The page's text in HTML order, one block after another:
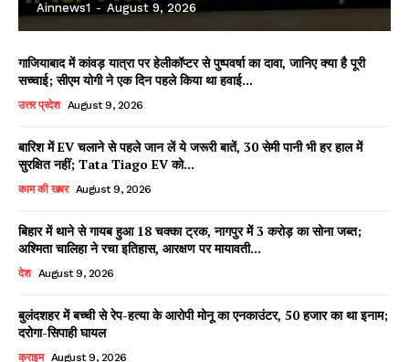
Facebook
X WhatsApp
Share
Read Latest News on AIN
Ainnews1 - August 9, 2026
गाजियाबाद में कांवड़ यात्रा पर हेलीकॉप्टर से पुष्पवर्षा का दावा, जानिए क्या है पूरी
सच्चाई; सीएम योगी ने एक दिन पहले किया था हवाई...
उत्तर प्रदेश August 9, 2026
बारिश में EV चलाने से पहले जान लें ये जरूरी बातें, 30 सेमी पानी भी हर हाल में
सुरक्षित नहीं; Tata Tiago EV को...
काम की खबर August 9, 2026
बिहार में थाने से गायब हुआ 18 चक्का ट्रक, नागपुर में 3 करोड़ का सोना जब्त;
अश्मिता चालिहा ने रचा इतिहास, आरक्षण पर मायावती...
देश August 9, 2026
बुलंदशहर में बच्ची से रेप-हत्या के आरोपी मोनू का एनकाउंटर, 50 हजार का था इनाम;
दरोगा-सिपाही घायल
क्राइम August 9, 2026